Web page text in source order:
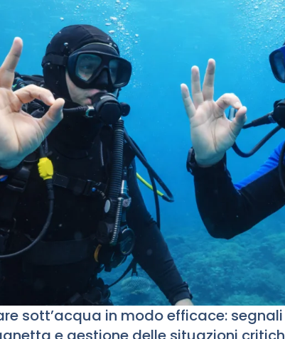
sott’acqua in modo efficace: